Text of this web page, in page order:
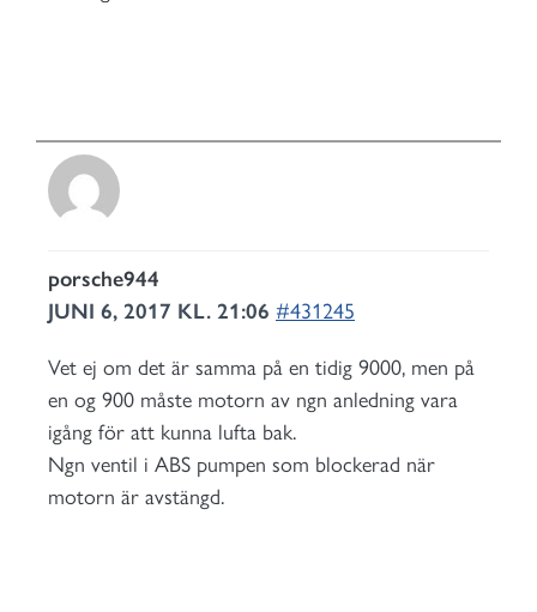
porsche944
JUNI 6, 2017 KL. 21:06 #431245
Vet ej om det är samma på en tidig 9000, men på
en og 900 måste motorn av ngn anledning vara
igång för att kunna lufta bak.
Ngn ventil i ABS pumpen som blockerad när
motorn är avstängd.